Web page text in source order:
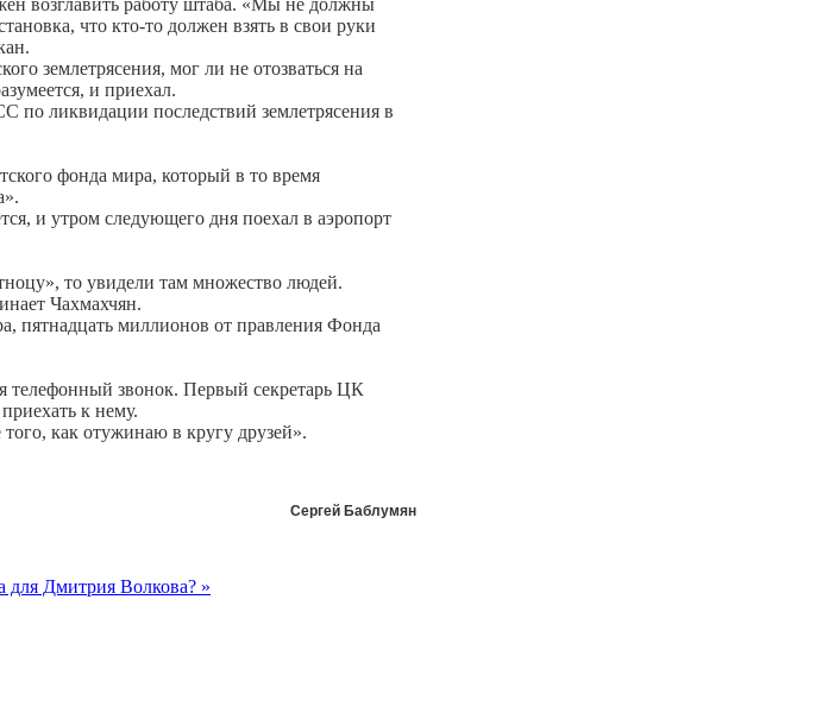
что кто-то должен взять в свои руки
землетрясения, мог ли не отозваться на
и приехал.
ликвидации последствий землетрясения в
фонда мира, который в то время
и утром следующего дня поехал в аэропорт
то увидели там множество людей.
Чахмахчян.
пятнадцать миллионов от правления Фонда
телефонный звонок. Первый секретарь ЦК
к нему.
как отужинаю в кругу друзей».
Сергей Баблумян
для Дмитрия Волкова? »